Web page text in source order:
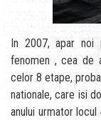
In 2007, apar
fenomen , cea de
celor 8 etape,
nationale, care isi
anului urmator